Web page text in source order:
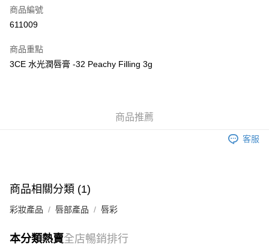
Apple Pay
WeChat Pay
JD京東物流，訂單確認發貨後2-4個工作天送達
商品編號
611009
商品重點
3CE 水光潤唇膏 -32 Peachy Filling 3g
商品推薦
客服
商品相關分類 (1)
彩妝產品 唇部產品 唇彩
本分類熱賣全店暢銷排行